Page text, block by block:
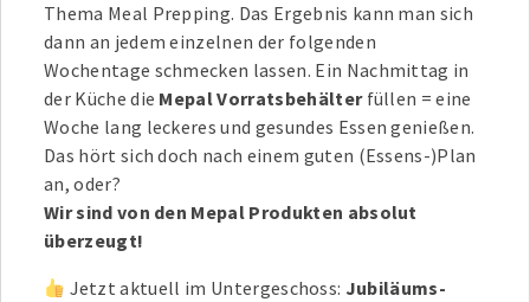
Thema Meal Prepping. Das Ergebnis kann man sich
dann an jedem einzelnen der folgenden
Wochentage schmecken lassen. Ein Nachmittag in
der Küche die Mepal Vorratsbehälterfüllen = eine
Woche lang leckeres und gesundes Essen genießen.
Das hört sich doch nach einem guten (Essens-)Plan
an, oder?
Wir sind von den Mepal Produkten absolut
überzeugt!
Jetzt aktuell im Untergeschoss: Jubiläums-